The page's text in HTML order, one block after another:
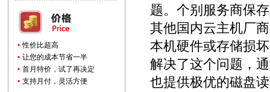
性价比超高
让您的成本节省一半
首月特价，试了再决定
支持月付，灵活方便
题。个别服务商保
其他国内云主机厂
本机硬件或存储损
解决了这个问题，
也提供极优的磁盘